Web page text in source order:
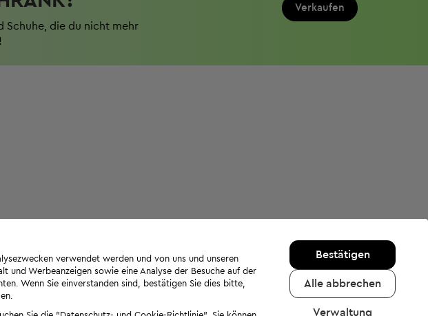
Schuhe, die du nicht mehr
Verkaufen
verwendet werden und von uns und unseren
und Werbeanzeigen sowie eine Analyse der Besuche auf der
Wenn Sie einverstanden sind, bestätigen Sie dies bitte,
Bestätigen
Alle abbrechen
Verwaltung